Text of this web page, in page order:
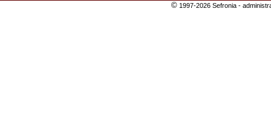
©1997-2026 Sefronia -